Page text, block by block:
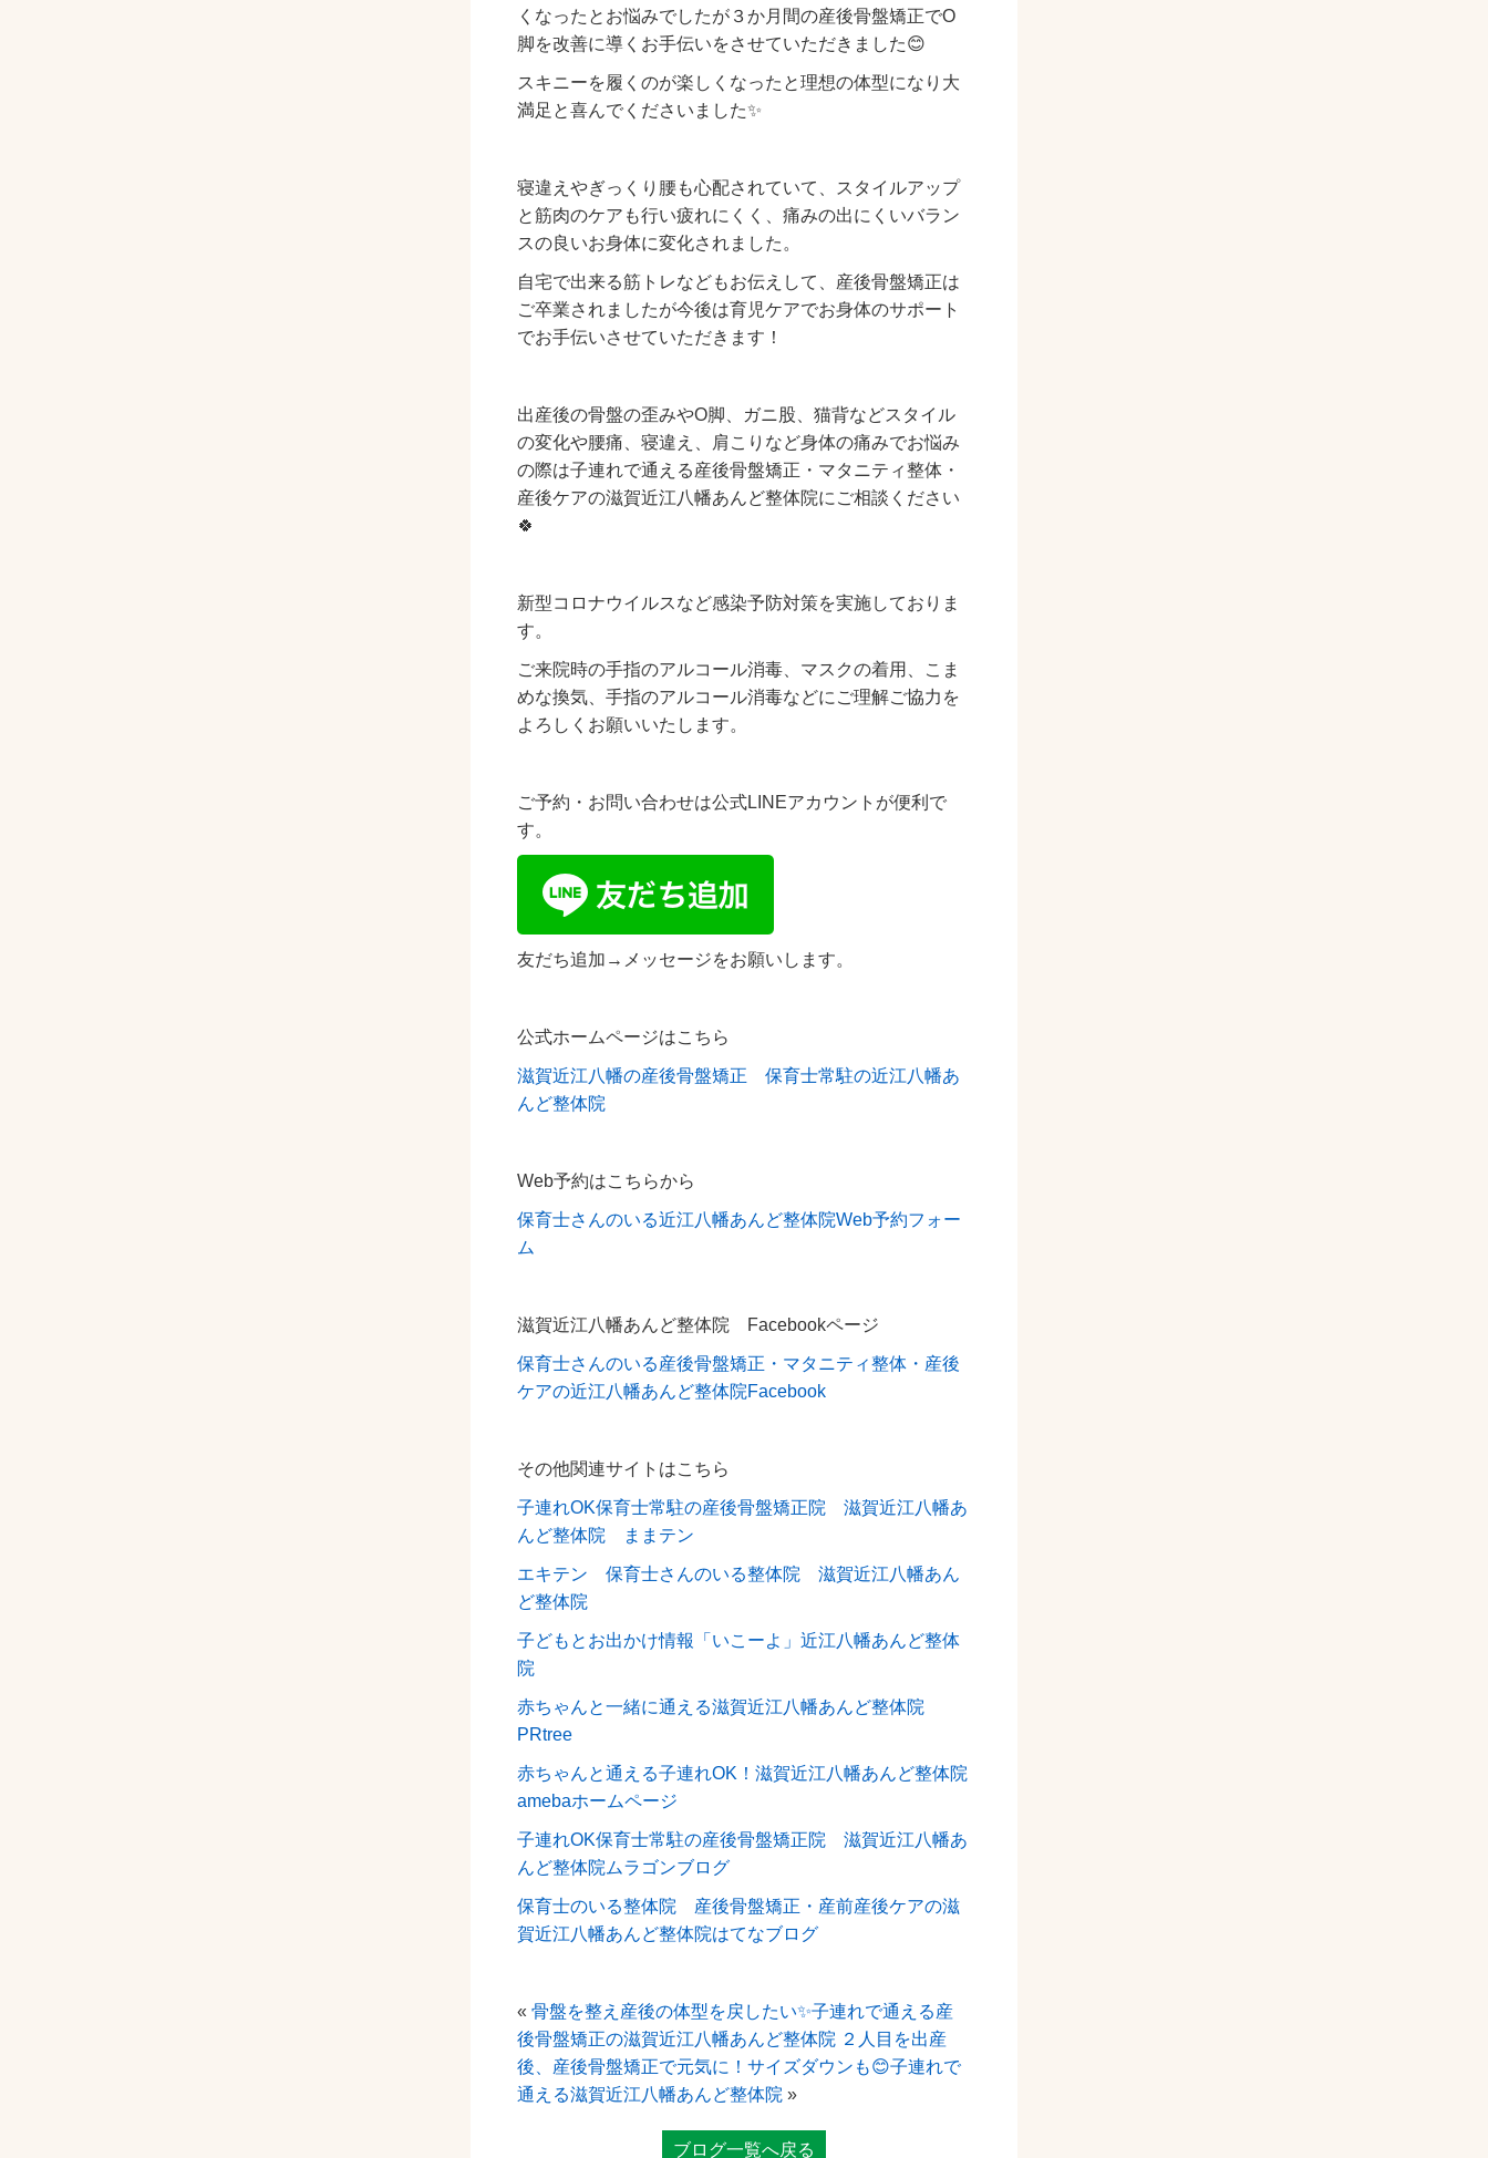
くなったとお悩みでしたが３か月間の産後骨盤矯正でО
脚を改善に導くお手伝いをさせていただきました😊
スキニーを履くのが楽しくなったと理想の体型になり大
満足と喜んでくださいました✨
寝違えやぎっくり腰も心配されていて、スタイルアップ
と筋肉のケアも行い疲れにくく、痛みの出にくいバラン
スの良いお身体に変化されました。
自宅で出来る筋トレなどもお伝えして、産後骨盤矯正は
ご卒業されましたが今後は育児ケアでお身体のサポート
でお手伝いさせていただきます！
出産後の骨盤の歪みやО脚、ガニ股、猫背などスタイル
の変化や腰痛、寝違え、肩こりなど身体の痛みでお悩み
の際は子連れで通える産後骨盤矯正・マタニティ整体・
産後ケアの滋賀近江八幡あんど整体院にご相談ください
🍀
新型コロナウイルスなど感染予防対策を実施しておりま
す。
ご来院時の手指のアルコール消毒、マスクの着用、こま
めな換気、手指のアルコール消毒などにご理解ご協力を
よろしくお願いいたします。
ご予約・お問い合わせは公式LINEアカウントが便利で
す。
友だち追加→メッセージをお願いします。
公式ホームページはこちら
滋賀近江八幡の産後骨盤矯正 保育士常駐の近江八幡あ
んど整体院
Web予約はこちらから
保育士さんのいる近江八幡あんど整体院Web予約フォー
ム
滋賀近江八幡あんど整体院 Facebookページ
保育士さんのいる産後骨盤矯正・マタニティ整体・産後
ケアの近江八幡あんど整体院Facebook
その他関連サイトはこちら
子連れOK保育士常駐の産後骨盤矯正院 滋賀近江八幡あ
んど整体院 ままテン
エキテン 保育士さんのいる整体院 滋賀近江八幡あん
ど整体院
子どもとお出かけ情報「いこーよ」近江八幡あんど整体
院
赤ちゃんと一緒に通える滋賀近江八幡あんど整体院
PRtree
赤ちゃんと通える子連れOK！滋賀近江八幡あんど整体院
amebaホームページ
子連れOK保育士常駐の産後骨盤矯正院 滋賀近江八幡あ
んど整体院ムラゴンブログ
保育士のいる整体院 産後骨盤矯正・産前産後ケアの滋
賀近江八幡あんど整体院はてなブログ
«骨盤を整え産後の体型を戻したい✨子連れで通える産
後骨盤矯正の滋賀近江八幡あんど整体院 ２人目を出産
後、産後骨盤矯正で元気に！サイズダウンも😊子連れで
通える滋賀近江八幡あんど整体院 »
ブログ一覧へ戻る